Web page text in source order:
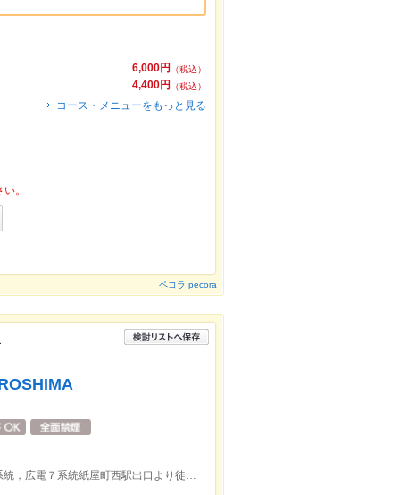
6,000円
（税込）
4,400円
（税込）
コース・メニューをもっと見る
。
ペコラ pecora
広電２系統宮島線，広電３系統，広電６系統，広電７系統紙屋町西駅出口より徒歩約3分